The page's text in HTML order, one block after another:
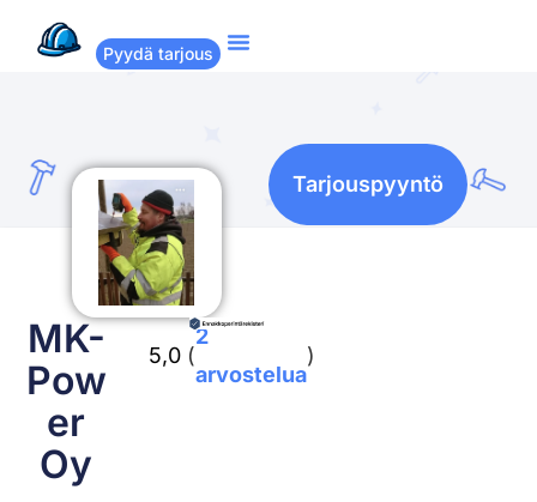
Pyydä tarjous
MK-
Pow
er
Oy
5,0(
2
arvostelua
)
Tarjouspyyntö